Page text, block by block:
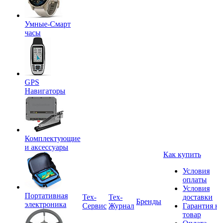
Умные-Смарт
часы
GPS
Навигаторы
Комплектующие
и аксессуары
Портативная
электроника
Tex-
Сервис
Тех-
Журнал
Бренды
Как купить
Условия
оплаты
Условия
доставки
Гарантия
товар